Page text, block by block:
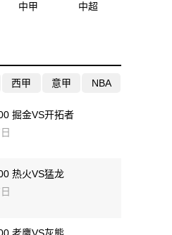
中甲 中超
西甲 意甲 NBA
掘金VS开拓者
热火VS猛龙